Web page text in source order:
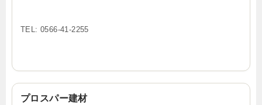
TEL: 0566-41-2255
プロスパー建材